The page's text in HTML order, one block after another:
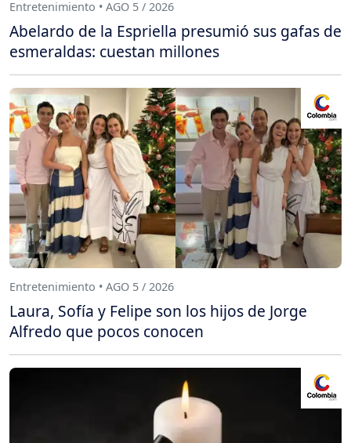
Entretenimiento • AGO 5 / 2026
Abelardo de la Espriella presumió sus gafas de
esmeraldas: cuestan millones
Entretenimiento • AGO 5 / 2026
Laura, Sofía y Felipe son los hijos de Jorge
Alfredo que pocos conocen